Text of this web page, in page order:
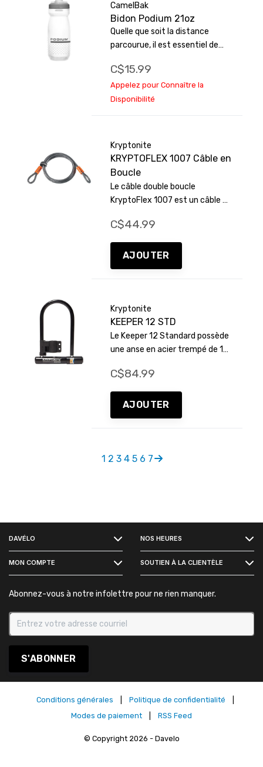
CamelBak
Bidon Podium 21oz
Quelle que soit la distance
parcourue, il est essentiel de
Conçu pour s'adapter à une
variété de porte-bouteilles sur
le marché, avec un design facile
C$15.99
Appelez pour Connaître la
Disponibilité
Kryptonite
KRYPTOFLEX 1007 Câble en
Boucle
Le câble double boucle
KryptoFlex 1007 est un câble en
offre une résistance accrue aux
coupures.
C$44.99
AJOUTER
Kryptonite
KEEPER 12 STD
Le Keeper 12 Standard possède
une anse en acier trempé de 12
offre une sécurité modérée pour
les vélos dans les zones où les
vols sont fréquents.
C$84.99
AJOUTER
1 2 3 4 5 6 7
DAVÉLO NOS HEURES
MON COMPTE SOUTIEN À LA CLIENTÈLE
Abonnez-vous à notre infolettre pour ne rien manquer.
S'ABONNER
Conditions générales Politique de confidentialité
Modes de paiement
RSS Feed
© Copyright 2026 - Davelo